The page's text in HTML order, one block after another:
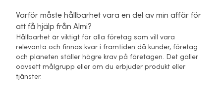
Varför måste hållbarhet vara en del av min affär för
att få hjälp från Almi?
Hållbarhet är viktigt för alla företag som vill vara
relevanta och finnas kvar i framtiden då kunder, företag
och planeten ställer högre krav på företagen. Det gäller
oavsett målgrupp eller om du erbjuder produkt eller
tjänster.